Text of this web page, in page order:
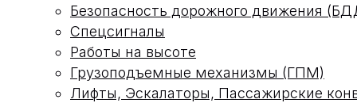
Безопасность дорожного движения
Спецсигналы
Работы на высоте
Грузоподъемные механизмы (ГПМ)
Лифты, Эскалаторы, Пассажирские